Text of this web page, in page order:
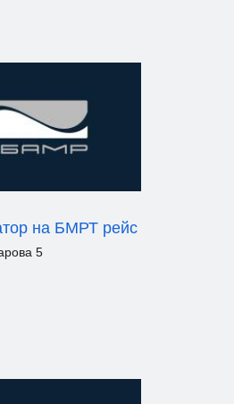
на БМРТ рейс
5